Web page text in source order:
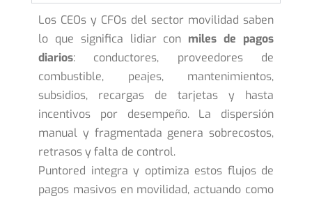
Los CEOs y CFOs del sector movilidad saben
lo que significa lidiar con miles de pagos
diarios: conductores, proveedores de
combustible, peajes, mantenimientos,
subsidios, recargas de tarjetas y hasta
incentivos por desempeño. La dispersión
manual y fragmentada genera sobrecostos,
retrasos y falta de control.
Puntored integra y optimiza estos flujos de
pagos masivos en movilidad, actuando como